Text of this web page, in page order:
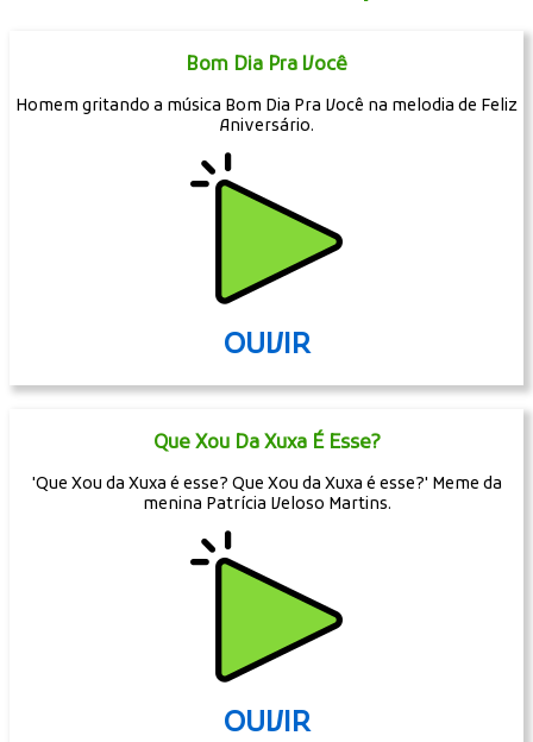
Bom Dia Pra Você
Homem gritando a música Bom Dia Pra Você na melodia de Feliz
Aniversário.
OUVIR
Que Xou Da Xuxa É Esse?
'Que Xou da Xuxa é esse? Que Xou da Xuxa é esse?' Meme da
menina Patrícia Veloso Martins.
OUVIR